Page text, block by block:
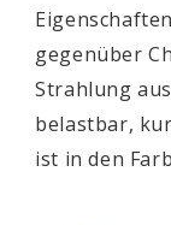
gegenüber
Strahlung
belastbar,
ist in den